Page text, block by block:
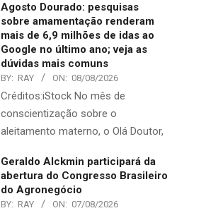
Agosto Dourado: pesquisas
sobre amamentação renderam
mais de 6,9 milhões de idas ao
Google no último ano; veja as
dúvidas mais comuns
BY: RAY ON: 08/08/2026
Créditos:iStock No mês de
conscientização sobre o
aleitamento materno, o Olá Doutor,
Geraldo Alckmin participará da
abertura do Congresso Brasileiro
do Agronegócio
BY: RAY ON: 07/08/2026